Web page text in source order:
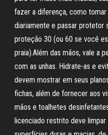
fazer a diferença, como tomar
diariamente e passar protetor
proteção 30 (ou 60 se você
praia).Além das mãos, vale a
com as unhas. Hidrate-as e
devem mostrar em seus
fichas, além de fornecer aos
mãos e toalhetes
licenciado restrito deve